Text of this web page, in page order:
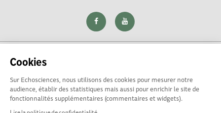
Cookies
Sur Echosciences, nous utilisons des cookies pour mesurer notre
audience, établir des statistiques mais aussi pour enrichir le site de
fonctionnalités supplémentaires (commentaires et widgets).
Explorer, s’exprimer, rentrer en contact : Echosciences Loire
est le réseau social des amateurs de sciences et de
technologies du territoire. Propulsé parLa Rotonde